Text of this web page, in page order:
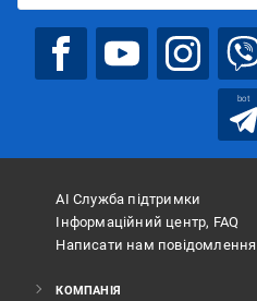
bot
АІ Служба підтримки
Інформаційний центр, FAQ
Написати нам повідомлення
КОМПАНІЯ